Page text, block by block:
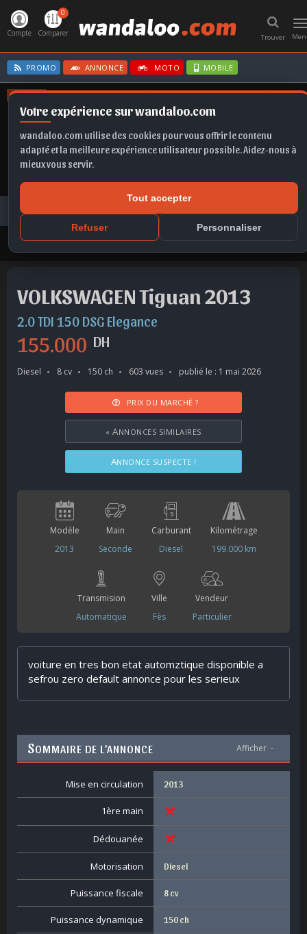
Votre expérience sur wandaloo.com
wandaloo.com utilise des cookies pour vous offrir le contenu
adapté et la meilleure expérience utilisateur possible. Aidez-nous à
mieux vous servir.
Tout accepter
Refuser Personnaliser
Trouver
Compte
0
Comparer
PROMO ANNONCE MOTO MOBILE
OFFRES
IBIZA EX2
Toutes les annonces
Tiguan
VOLKSWAGEN Tiguan 2013 Diesel Occasion Fès Maroc
VOLKSWAGEN Tiguan 2013
2.0 TDI 150 DSG Elegance
155.000 DH
Diesel 8 cv 150 ch 603 vues publié le : 1 mai 2026
PRIX DU MARCHÉ ?
« ANNONCES SIMILAIRES
ANNONCE SUSPECTE !
Modèle
2013
Main
Seconde
Carburant
Diesel
Kilométrage
199.000 km
Transmision
Automatique
Ville
Fès
Vendeur
Particulier
voiture en tres bon etat automztique disponible a
sefrou zero default annonce pour les serieux
SOMMAIRE DE L’ANNONCE Afficher -
Mise en circulation 2013
1ère main
Dédouanée
Motorisation Diesel
Puissance fiscale 8 cv
Puissance dynamique 150 ch